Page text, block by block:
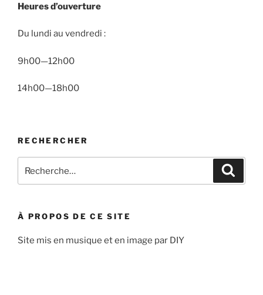
Heures d’ouverture
Du lundi au vendredi :
9h00—12h00
14h00—18h00
RECHERCHER
pour
À PROPOS DE CE SITE
Site mis en musique et en image par DIY